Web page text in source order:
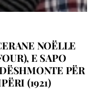
NOËLLE
E SAPO
PËR
(1921)